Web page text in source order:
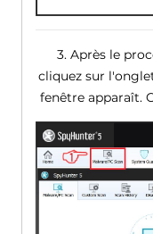
3. Après le
cliquez sur
fenêtre apparaît.